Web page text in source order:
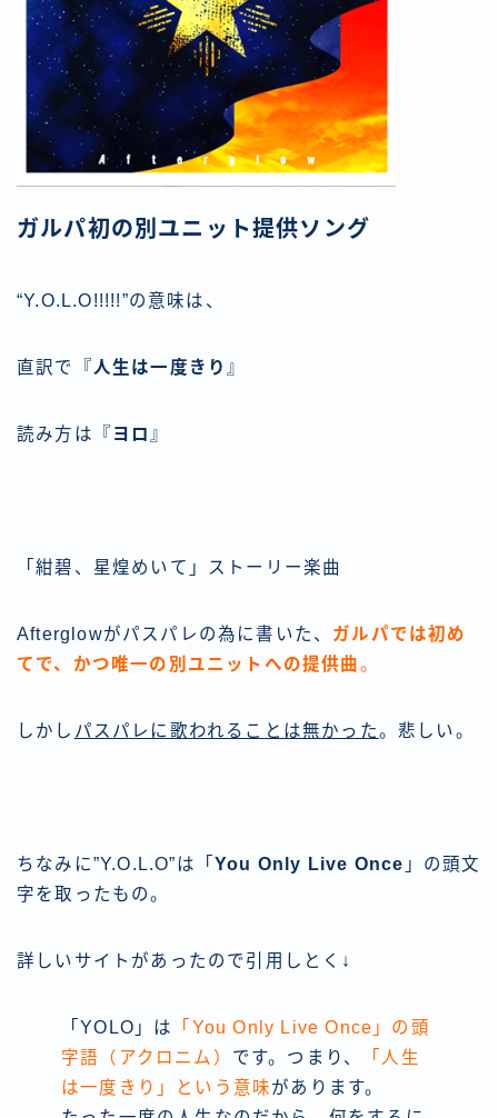
ガルパ初の別ユニット提供ソング
“Y.O.L.O!!!!!”の意味は、
直訳で『人生は一度きり 』
読み方は『 ヨロ 』
「紺碧、星煌めいて」ストーリー楽曲
Afterglowがパスパレの為に書いた、 ガルパでは初め
てで、かつ唯一の別ユニットへの提供曲。
しかし パスパレに歌われることは無かった。悲しい。
ちなみに”Y.O.L.O”は「 You Only Live Once 」の頭文
字を取ったもの。
詳しいサイトがあったので引用しとく↓
「YOLO」は
「You Only Live Once」の頭
字語（アクロニム） です。つまり、
「人生
は一度きり」という意味があります。